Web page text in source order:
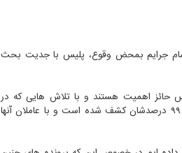
تمام جرایم بمحض وقوع، پلیس با جدیت بحث
حائز اهمیت هستند و با تلاش هایی که در
دستور کار داریم، می توان گفت جرایم خشن، جنایی و جرایمی که مسلحانه انجام می شوند، حدودا تا ۹۹ درصدشان کشف شده است و با عاملان آنها